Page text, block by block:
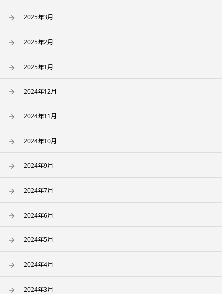
2025年3月
2025年2月
2025年1月
2024年12月
2024年11月
2024年10月
2024年9月
2024年7月
2024年6月
2024年5月
2024年4月
2024年3月